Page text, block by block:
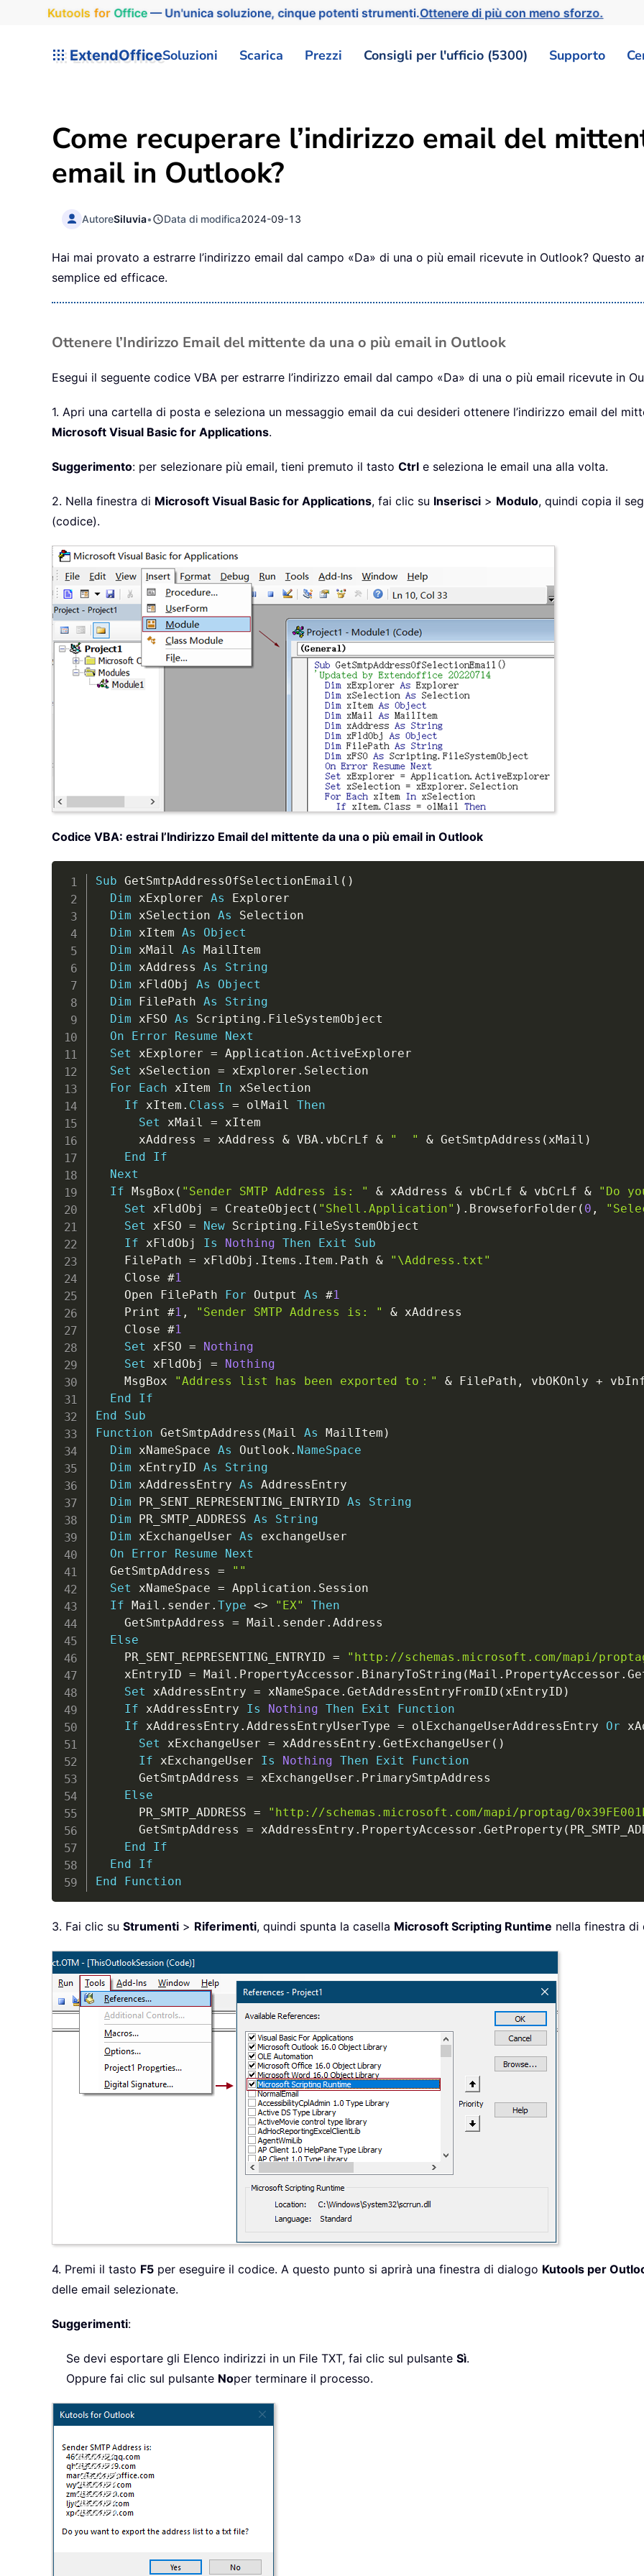
Kutools for Office— Un'unica soluzione, cinque potenti strumenti.Ottenere di più con meno sforzo.
ExtendOfficeSoluzioni Scarica Prezzi Consigli per l'ufficio (5300) Supporto
Come recuperare l’indirizzo email del
email in Outlook?
AutoreSiluvia• Data di modifica2024-09-13
Hai mai provato a estrarre l’indirizzo email dal campo «Da» di una o più email ricevute in Outlook?
semplice ed efficace.
Ottenere l’Indirizzo Email del mittente da una o più email in Outlook
Esegui il seguente codice VBA per estrarre l’indirizzo email dal campo «Da» di una o più email ricevute in
1. Apri una cartella di posta e seleziona un messaggio email da cui desideri ottenere l’indirizzo email del
Microsoft Visual Basic for Applications.
Suggerimento: per selezionare più email, tieni premuto il tasto Ctrl e seleziona le email una alla volta.
2. Nella finestra di Microsoft Visual Basic for Applications, fai clic su Inserisci > Modulo, quindi copia il
(codice).
Codice VBA: estrai l’Indirizzo Email del mittente da una o più email in Outlook
Sub GetSmtpAddressOfSelectionEmail ( )
Dim xExplorer As Explorer
Dim xSelection As Selection
Dim xItem As
Object
Dim xMail As MailItem
Dim xAddress As
String
Dim xFldObj As
Object
Dim FilePath As
String
Dim xFSO As Scripting . FileSystemObject
On
Error Resume
Next
Set xExplorer = Application . ActiveExplorer
Set xSelection = xExplorer . Selection
For
Each xItem In xSelection
If xItem . Class = olMail Then
Set xMail = xItem
      xAddress
= xAddress & VBA. vbCrLf & "  " & GetSmtpAddress ( xMail )
End
If
Next
If MsgBox ( "Sender SMTP Address is: " & xAddress & vbCrLf & vbCrLf &
"Do
Set xFldObj = CreateObject ( "Shell.Application" ) . BrowseforFolder ( 0 ,
Set xFSO = New Scripting . FileSystemObject
If xFldObj Is Nothing Then Exit
Sub
    FilePath
= xFldObj . Items . Item . Path &
"\Address.txt"
    Close
#1
    Open FilePath
For Output As #1
    Print
#1 , "Sender SMTP Address is: " & xAddress
    Close
#1
Set xFSO =
Nothing
Set xFldObj =
Nothing
    MsgBox
"Address list has been exported to：" & FilePath , vbOKOnly +
End
If
End
Sub
Function GetSmtpAddress ( Mail As MailItem )
Dim xNameSpace As Outlook . NameSpace
Dim xEntryID As
String
Dim xAddressEntry As AddressEntry
Dim PR_SENT_REPRESENTING_ENTRYID As
String
Dim PR_SMTP_ADDRESS As
String
Dim xExchangeUser As exchangeUser
On
Error Resume
Next
  GetSmtpAddress
=
""
Set xNameSpace = Application . Session
If Mail . sender . Type <> "EX"
Then
    GetSmtpAddress
= Mail . sender . Address
Else
    PR_SENT_REPRESENTING_ENTRYID
=
"http://schemas.microsoft.com/mapi/
    xEntryID
= Mail . PropertyAccessor . BinaryToString ( Mail . PropertyAccessor .
Set xAddressEntry = xNameSpace . GetAddressEntryFromID ( xEntryID )
If xAddressEntry Is Nothing Then Exit
Function
If xAddressEntry . AddressEntryUserType = olExchangeUserAddressEntry Or
Set xExchangeUser = xAddressEntry . GetExchangeUser ( )
If xExchangeUser Is Nothing Then Exit
Function
      GetSmtpAddress
= xExchangeUser . PrimarySmtpAddress
Else
      PR_SMTP_ADDRESS
=
"http://schemas.microsoft.com/mapi/proptag/
      GetSmtpAddress
= xAddressEntry . PropertyAccessor . GetProperty (
End
If
End
If
End
Function
3. Fai clic su Strumenti > Riferimenti, quindi spunta la casella Microsoft Scripting Runtime nella finestra
4. Premi il tasto F5 per eseguire il codice. A questo punto si aprirà una finestra di dialogo Kutools per
delle email selezionate.
Suggerimenti:
Se devi esportare gli Elenco indirizzi in un File TXT, fai clic sul pulsante Sì.
Oppure fai clic sul pulsante Noper terminare il processo.